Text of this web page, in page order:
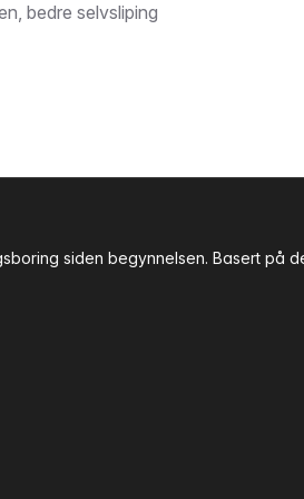
bedre selvsliping
siden begynnelsen. Basert på